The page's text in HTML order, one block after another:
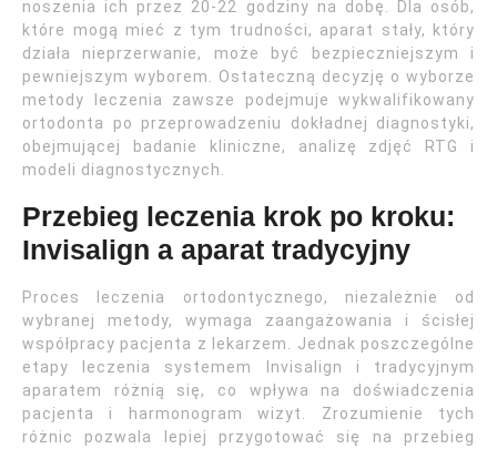
noszenia ich przez 20-22 godziny na dobę. Dla osób,
które mogą mieć z tym trudności, aparat stały, który
działa nieprzerwanie, może być bezpieczniejszym i
pewniejszym wyborem. Ostateczną decyzję o wyborze
metody leczenia zawsze podejmuje wykwalifikowany
ortodonta po przeprowadzeniu dokładnej diagnostyki,
obejmującej badanie kliniczne, analizę zdjęć RTG i
modeli diagnostycznych.
Przebieg leczenia krok po kroku:
Invisalign a aparat tradycyjny
Proces leczenia ortodontycznego, niezależnie od
wybranej metody, wymaga zaangażowania i ścisłej
współpracy pacjenta z lekarzem. Jednak poszczególne
etapy leczenia systemem Invisalign i tradycyjnym
aparatem różnią się, co wpływa na doświadczenia
pacjenta i harmonogram wizyt. Zrozumienie tych
różnic pozwala lepiej przygotować się na przebieg